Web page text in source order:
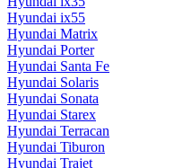
Hyundai ix55
Hyundai Matrix
Hyundai Porter
Hyundai Santa Fe
Hyundai Solaris
Hyundai Sonata
Hyundai Starex
Hyundai Terracan
Hyundai Tiburon
Hyundai Trajet